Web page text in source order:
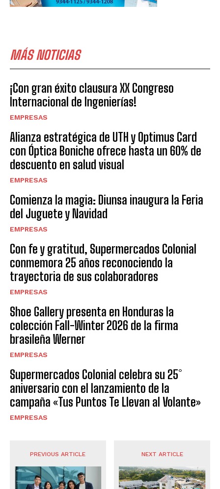
MÁS NOTICIAS
¡Con gran éxito clausura XX Congreso
Internacional de Ingenierías!
EMPRESAS
Alianza estratégica de UTH y Optimus Card
con Óptica Boniche ofrece hasta un 60% de
descuento en salud visual
EMPRESAS
Comienza la magia: Diunsa inaugura la Feria
del Juguete y Navidad
EMPRESAS
Con fe y gratitud, Supermercados Colonial
conmemora 25 años reconociendo la
trayectoria de sus colaboradores
EMPRESAS
Shoe Gallery presenta en Honduras la
colección Fall-Winter 2026 de la firma
brasileña Werner
EMPRESAS
Supermercados Colonial celebra su 25°
aniversario con el lanzamiento de la
campaña «Tus Puntos Te Llevan al Volante»
EMPRESAS
PREVIOUS ARTICLE NEXT ARTICLE